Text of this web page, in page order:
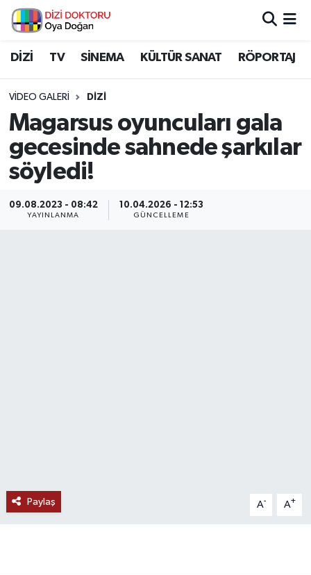
DİZİ TV SİNEMA KÜLTÜR SANAT RÖPORTAJ
VIDEO GALERI DIZI
Magarsus oyuncuları gala
gecesinde sahnede şarkılar
söyledi!
09.08.2023 - 08:42
YAYINLANMA
10.04.2026 - 12:53
GÜNCELLEME
Paylaş A- A+
İstanbul Nöbetçi Eczaneler
İstanbul Namaz Vakitleri
İstanbul Trafik Yoğunluk Haritası